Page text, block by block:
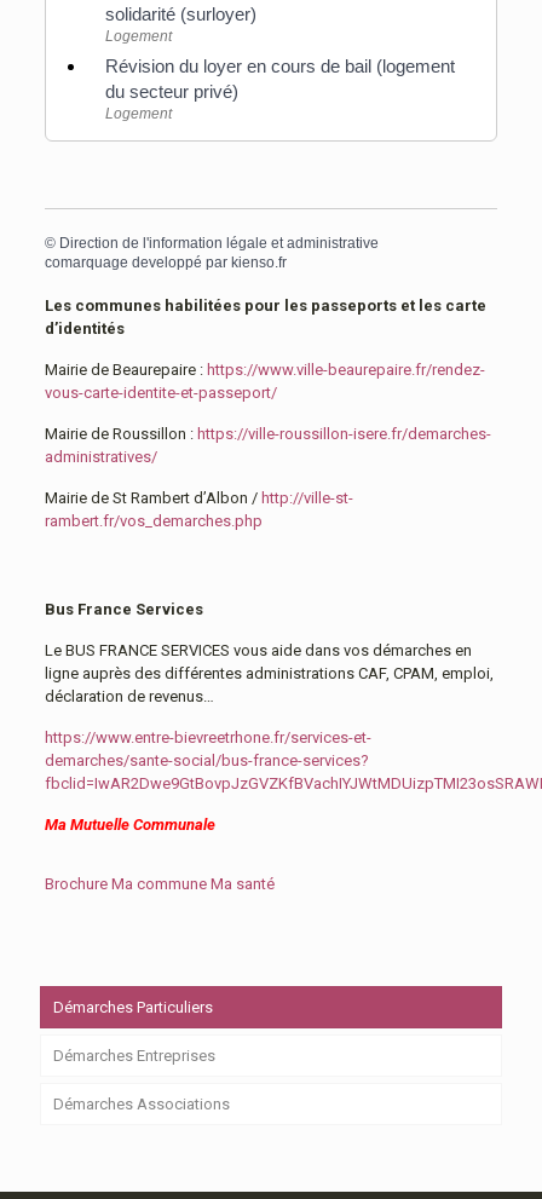
solidarité (surloyer)
Logement
Révision du loyer en cours de bail (logement
du secteur privé)
Logement
© Direction de l'information légale et administrative
comarquage developpé par kienso.fr
Les communes habilitées pour les passeports et les carte
d’identités
Mairie de Beaurepaire : https://www.ville-beaurepaire.fr/rendez-
vous-carte-identite-et-passeport/
Mairie de Roussillon : https://ville-roussillon-isere.fr/demarches-
administratives/
Mairie de St Rambert d’Albon / http://ville-st-
rambert.fr/vos_demarches.php
Bus France Services
Le BUS FRANCE SERVICES vous aide dans vos démarches en
ligne auprès des différentes administrations CAF, CPAM, emploi,
déclaration de revenus…
https://www.entre-bievreetrhone.fr/services-et-
demarches/sante-social/bus-france-services?
Ma Mutuelle Communale
Brochure Ma commune Ma santé
Démarches Particuliers
Démarches Entreprises
Démarches Associations